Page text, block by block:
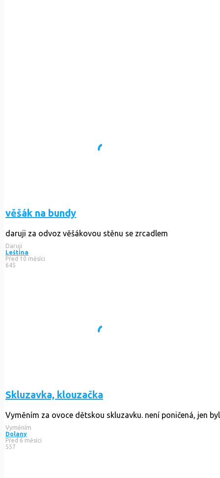
věšák na bundy
daruji za odvoz věšákovou stěnu se zrcadlem
Daruji
Leština
Před 10 měsíci
645
Skluzavka, klouzačka
Vyměním za ovoce dětskou skluzavku. není poničená, jen
Vyměním
Dolany
Před 6 měsíci
557